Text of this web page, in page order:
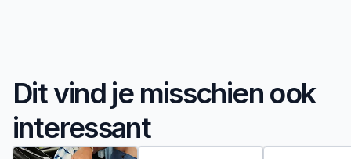
Dit vind je misschien ook
interessant